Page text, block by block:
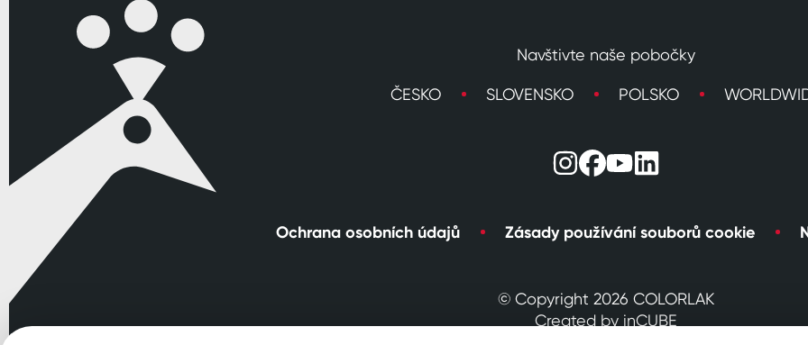
Navštivte naše pobočky
ČESKO SLOVENSKO POLSKO
Ochrana osobních údajů Zásady používání souborů cookie
© Copyright 2026 COLORLAK
Created by inCUBE